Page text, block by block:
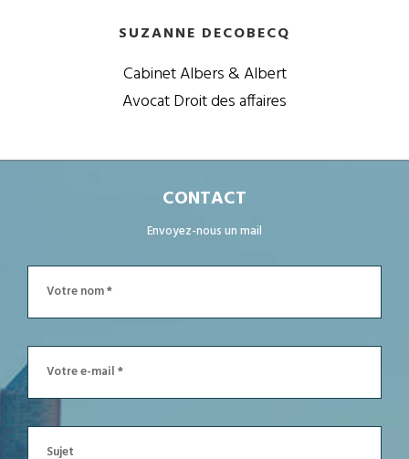
SUZANNE DECOBECQ
Cabinet Albers & Albert
Avocat Droit des affaires
CONTACT
Envoyez-nous un mail